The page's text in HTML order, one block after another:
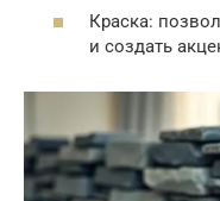
Краска:
и создать